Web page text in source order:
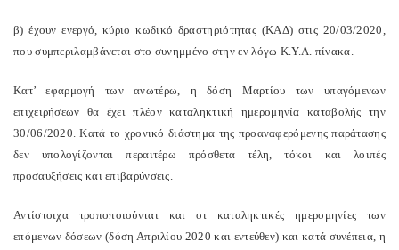
β) έχουν ενεργό, κύριο κωδικό δραστηριότητας (ΚΑΔ) στις 20/03/2020,
που συμπεριλαμβάνεται στο συνημμένο στην εν λόγω Κ.Υ.Α. πίνακα.
Κατ’ εφαρμογή των ανωτέρω, η δόση Μαρτίου των υπαγόμενων
επιχειρήσεων θα έχει πλέον καταληκτική ημερομηνία καταβολής την
30/06/2020. Κατά το χρονικό διάστημα της προαναφερόμενης παράτασης
δεν υπολογίζονται περαιτέρω πρόσθετα τέλη, τόκοι και λοιπές
προσαυξήσεις και επιβαρύνσεις.
Αντίστοιχα τροποποιούνται και οι καταληκτικές ημερομηνίες των
επόμενων δόσεων (δόση Απριλίου 2020 και εντεύθεν) και κατά συνέπεια, η